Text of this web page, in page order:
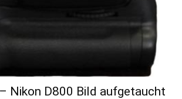
Nikon D800 Bild aufgetaucht